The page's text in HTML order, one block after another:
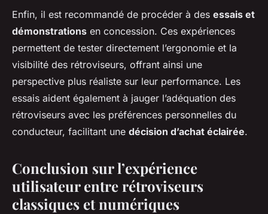
Enfin, il est recommandé de procéder à des essais et
démonstrations en concession. Ces expériences
permettent de tester directement l’ergonomie et la
visibilité des rétroviseurs, offrant ainsi une
perspective plus réaliste sur leur performance. Les
essais aident également à jauger l’adéquation des
rétroviseurs avec les préférences personnelles du
conducteur, facilitant une décision d’achat éclairée.
Conclusion sur l’expérience
utilisateur entre rétroviseurs
classiques et numériques